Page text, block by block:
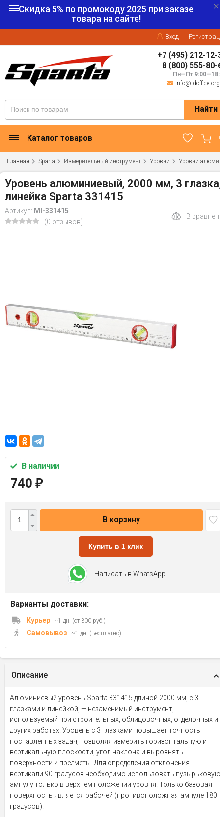
Скидка 5% по промокоду 2025 при заказе
товара на сайте!
Вход
+7 (495) 212-12-
8 (800) 555-80-
Пн—Пт
Найти
Каталог товаров
Главная Sparta Измерительный инструмент Уровни Уровни
Уровень алюминиевый, 2000 мм, 3
линейка Sparta 331415
Артикул: MI-331415
(0 отзывов)
В
В наличии
740 ₽
В корзину
Купить в 1 клик
Написать в WhatsApp
Варианты доставки:
Курьер ~1 дн. (от 300 руб.)
Самовывоз ~1 дн. (Бесплатно)
Описание
Алюминиевый уровень Sparta 331415 длиной 2000 мм, с 3
глазками и линейкой, — незаменимый инструмент,
используемый при строительных, облицовочных, отделочных и
других работах. Уровень с 3 глазками повышает точность
поставленных задач, позволяя измерить горизонтальную и
вертикальную плоскости, угол наклона и выровнять
поверхности и предметы. Для определения отклонения
вертикали 90 градусов необходимо использовать пузырьковую
ампулу только в верхнем положении уровня. Только базовая
поверхность является рабочей (противоположная ампуле 180
градусов).